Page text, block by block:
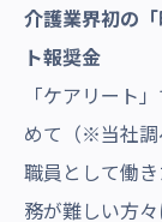
介護業界初の
ト報奨金
「ケアリート
めて（※当社調
職員として働
務が難しい方